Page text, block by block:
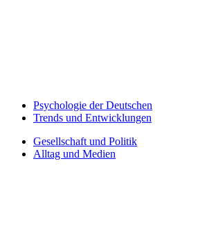
Psychologie der Deutschen
Trends und Entwicklungen
Gesellschaft und Politik
Alltag und Medien